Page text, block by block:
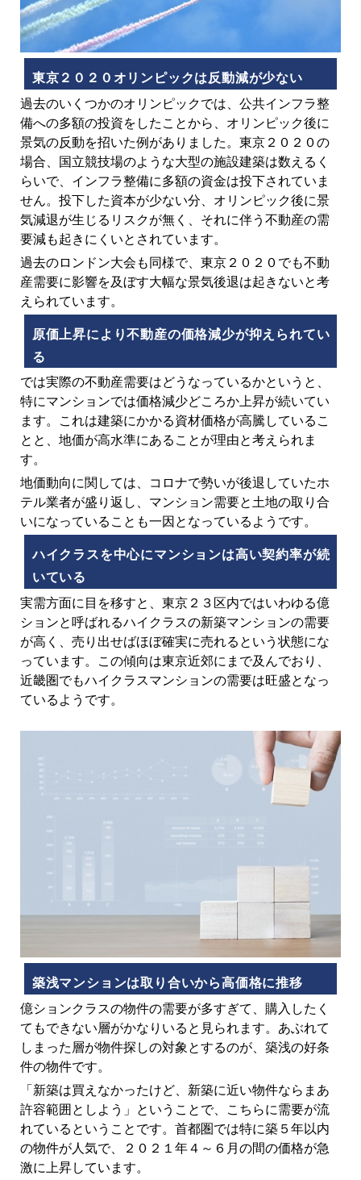
東京２０２０オリンピックは反動減が少ない
過去のいくつかのオリンピックでは、公共インフラ整
備への多額の投資をしたことから、オリンピック後に
景気の反動を招いた例がありました。東京２０２０の
場合、国立競技場のような大型の施設建築は数えるく
らいで、インフラ整備に多額の資金は投下されていま
せん。投下した資本が少ない分、オリンピック後に景
気減退が生じるリスクが無く、それに伴う不動産の需
要減も起きにくいとされています。
過去のロンドン大会も同様で、東京２０２０でも不動
産需要に影響を及ぼす大幅な景気後退は起きないと考
えられています。
原価上昇により不動産の価格減少が抑えられてい
る
では実際の不動産需要はどうなっているかというと、
特にマンションでは価格減少どころか上昇が続いてい
ます。これは建築にかかる資材価格が高騰しているこ
とと、地価が高水準にあることが理由と考えられま
す。
地価動向に関しては、コロナで勢いが後退していたホ
テル業者が盛り返し、マンション需要と土地の取り合
いになっていることも一因となっているようです。
ハイクラスを中心にマンションは高い契約率が続
いている
実需方面に目を移すと、東京２３区内ではいわゆる億
ションと呼ばれるハイクラスの新築マンションの需要
が高く、売り出せばほぼ確実に売れるという状態にな
っています。この傾向は東京近郊にまで及んでおり、
近畿圏でもハイクラスマンションの需要は旺盛となっ
ているようです。
築浅マンションは取り合いから高価格に推移
億ションクラスの物件の需要が多すぎて、購入したく
てもできない層がかなりいると見られます。あぶれて
しまった層が物件探しの対象とするのが、築浅の好条
件の物件です。
「新築は買えなかったけど、新築に近い物件ならまあ
許容範囲としよう」ということで、こちらに需要が流
れているということです。首都圏では特に築５年以内
の物件が人気で、２０２１年４～６月の間の価格が急
激に上昇しています。